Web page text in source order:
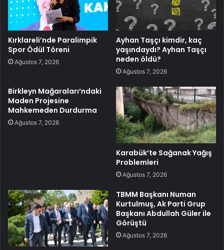
Kırklareli’nde Paralimpik
Spor Ödül Töreni
Ağustos 7, 2026
Ayhan Taşçı kimdir, kaç
yaşındaydı? Ayhan Taşçı
neden öldü?
Ağustos 7, 2026
Birkleyn Mağaraları’ndaki
Maden Projesine
Mahkemeden Durdurma
Ağustos 7, 2026
Karabük’te Sağanak Yağış
Problemleri
Ağustos 7, 2026
TBMM Başkanı Numan
Kurtulmuş, Ak Parti Grup
Başkanı Abdullah Güler ile
Görüştü
Ağustos 7, 2026